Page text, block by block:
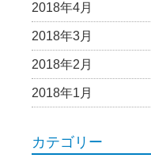
2018年4月
2018年3月
2018年2月
2018年1月
カテゴリー